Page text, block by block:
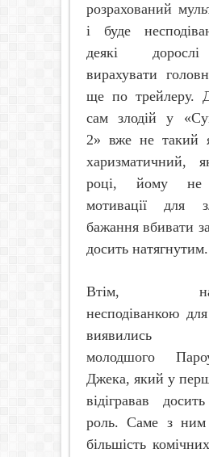
розрахований
і буде
деякі
вирахувати
ще по трейлеру.
сам злодій у
2» вже не такий
харизматичний,
році, йому не
мотивації для
бажання вбивати
досить натягнутим.
Втім,
несподіванкою
виявились
молодшого
Джека, який у
відігравав
роль. Саме з ним
більшість